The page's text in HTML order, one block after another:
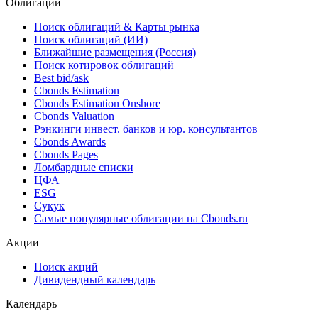
Облигации
Поиск облигаций & Карты рынка
Поиск облигаций (ИИ)
Ближайшие размещения (Россия)
Поиск котировок облигаций
Best bid/ask
Cbonds Estimation
Cbonds Estimation Onshore
Cbonds Valuation
Рэнкинги инвест. банков и юр. консультантов
Cbonds Awards
Cbonds Pages
Ломбардные списки
ЦФА
ESG
Сукук
Самые популярные облигации на Cbonds.ru
Акции
Поиск акций
Дивидендный календарь
Календарь